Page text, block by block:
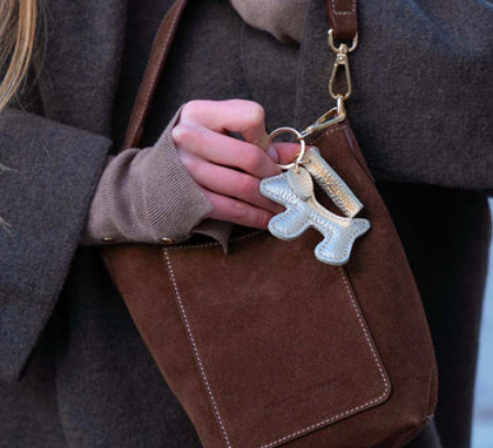
GOTS :
Textile biologique issu de procédés de fabrication durables
Respect de l’environnement et des conditions de travail
Préservation des ressources naturelles
Contrôles stricts réalisés par des organismes spécialisés
Bien-être animal et préservation des écosystèmes
Amélioration des conditions de vie et de travail des éleveurs et
artisans